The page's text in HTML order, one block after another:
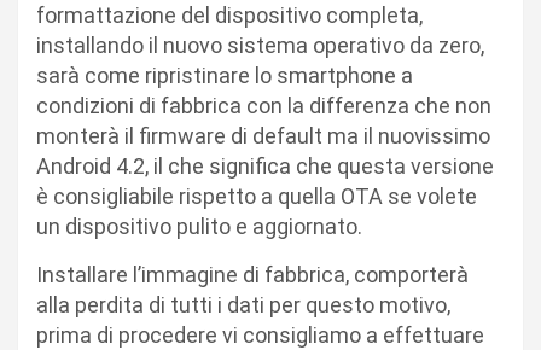
formattazione del dispositivo completa,
installando il nuovo sistema operativo da zero,
sarà come ripristinare lo smartphone a
condizioni di fabbrica con la differenza che non
monterà il firmware di default ma il nuovissimo
Android 4.2, il che significa che questa versione
è consigliabile rispetto a quella OTA se volete
un dispositivo pulito e aggiornato.
Installare l’immagine di fabbrica, comporterà
alla perdita di tutti i dati per questo motivo,
prima di procedere vi consigliamo a effettuare